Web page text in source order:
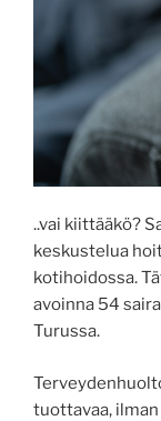
..vai kiittääkö?
keskustelua
kotihoidossa.
avoinna 54
Turussa.
tuottavaa,